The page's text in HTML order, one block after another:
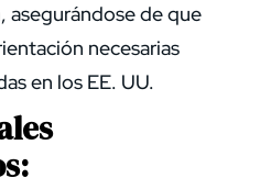
asegurándose de que
necesarias
en los EE. UU.